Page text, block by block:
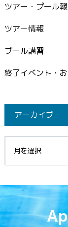
ツアー・プール
ツアー情報
プール講習
終了イベント・
アーカイブ